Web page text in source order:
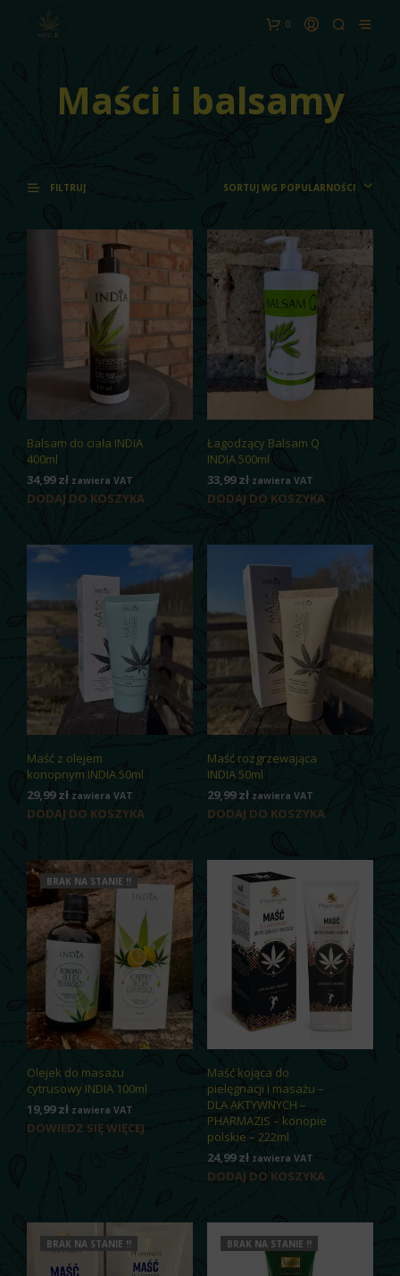
0
Maści i balsamy
FILTRUJ SORTUJ WG POPULARNOŚCI
Balsam do ciała INDIA
400ml
34,99zł zawiera VAT
DODAJ DO KOSZYKA
Łagodzący Balsam Q
INDIA 500ml
33,99zł zawiera VAT
DODAJ DO KOSZYKA
Maść z olejem
konopnym INDIA 50ml
29,99zł zawiera VAT
DODAJ DO KOSZYKA
Maść rozgrzewająca
INDIA 50ml
29,99zł zawiera VAT
DODAJ DO KOSZYKA
BRAK NA STANIE !!
Olejek do masażu
cytrusowy INDIA 100ml
19,99zł zawiera VAT
DOWIEDZ SIĘ WIĘCEJ
Maść kojąca do
pielęgnacji i masażu –
DLA AKTYWNYCH –
PHARMAZIS – konopie
polskie – 222ml
24,99zł zawiera VAT
DODAJ DO KOSZYKA
BRAK NA STANIE !! BRAK NA STANIE !!